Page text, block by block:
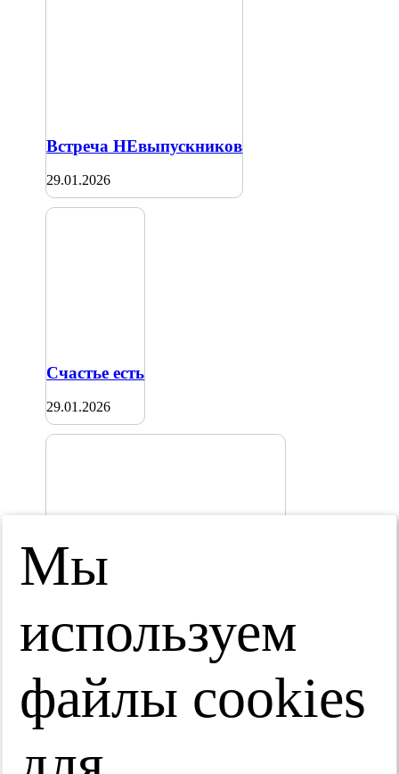
Встреча НЕвыпускников
29.01.2026
Счастье есть
29.01.2026
29.01.2026
Мы
используем
файлы cооkies